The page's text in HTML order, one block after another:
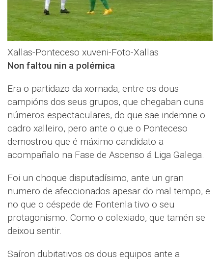
Xallas-Ponteceso xuveni-Foto-Xallas
Non faltou nin a polémica
Era o partidazo da xornada, entre os dous
campións dos seus grupos, que chegaban cuns
números espectaculares, do que sae indemne o
cadro xalleiro, pero ante o que o Ponteceso
demostrou que é máximo candidato a
acompañalo na Fase de Ascenso á Liga Galega.
Foi un choque disputadísimo, ante un gran
numero de afeccionados apesar do mal tempo, e
no que o céspede de Fontenla tivo o seu
protagonismo. Como o colexiado, que tamén se
deixou sentir.
Saíron dubitativos os dous equipos ante a